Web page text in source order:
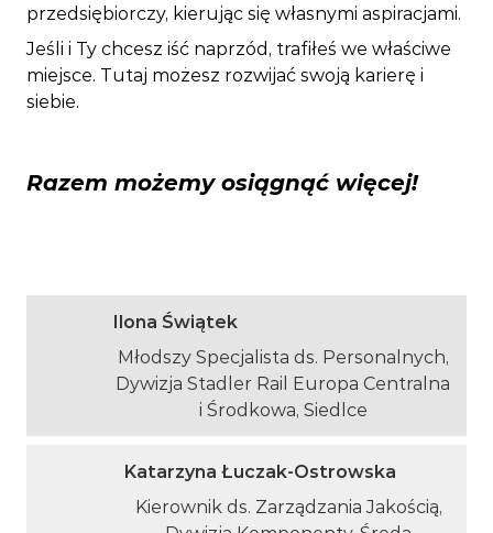
przedsiębiorczy, kierując się własnymi aspiracjami.
Jeśli i Ty chcesz iść naprzód, trafiłeś we właściwe
miejsce. Tutaj możesz rozwijać swoją karierę i
siebie.
Razem możemy osiągnąć więcej!
Ilona Świątek
Młodszy Specjalista ds. Personalnych,
Dywizja Stadler Rail Europa Centralna
i Środkowa, Siedlce
Katarzyna Łuczak-Ostrowska
Kierownik ds. Zarządzania Jakością,